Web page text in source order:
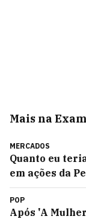
Mais na
MERCADOS
Quanto eu
em ações da
POP
Após 'A